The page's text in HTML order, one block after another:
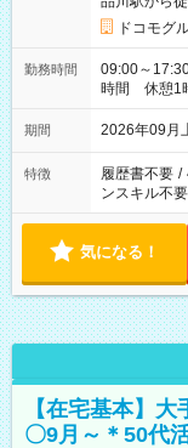
ドコモグ
勤務時間
09:00～
時間 休憩1
日勤は就業
期間 2026年09月
特徴 履歴書不要 /
ンスキル不要
気になる！
【在宅基本】
〇9月～＊50代